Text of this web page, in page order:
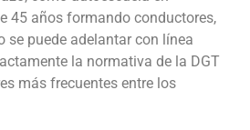
45 años formando conductores,
se puede adelantar con línea
la normativa de la DGT
más frecuentes entre los